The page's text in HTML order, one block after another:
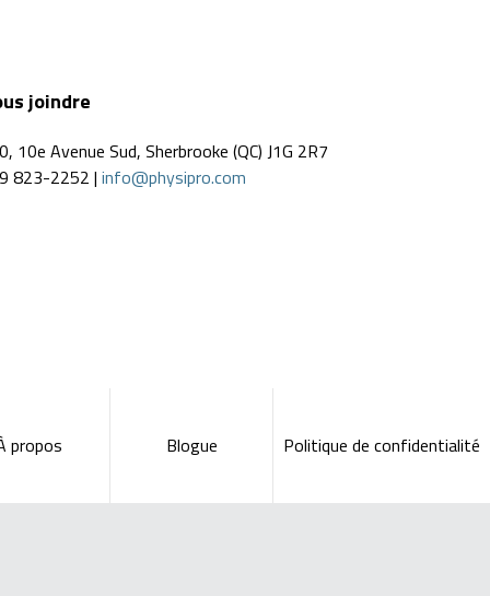
joindre
10e Avenue Sud, Sherbrooke (QC) J1G 2R7
823-2252 | info@physipro.com
propos Blogue Politique de confidentialité